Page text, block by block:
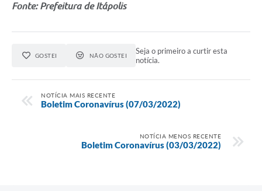
Links
Telefones Úteis
Transparência
Jornal
Fonte: Prefeitura de Itápolis
GOSTEI NÃO GOSTEI
Seja o primeiro a curtir esta
notícia.
NOTÍCIA MAIS RECENTE
Boletim Coronavírus (07/03/2022)
NOTÍCIA MENOS RECENTE
Boletim Coronavírus (03/03/2022)